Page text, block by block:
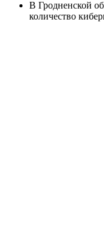
В Гродненской
количество